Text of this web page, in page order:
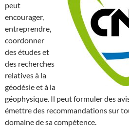
peut
encourager,
entreprendre,
coordonner
des études et
des recherches
relatives à la
géodésie et à la
géophysique. Il peut formuler des
émettre des recommandations sur
domaine de sa compétence.